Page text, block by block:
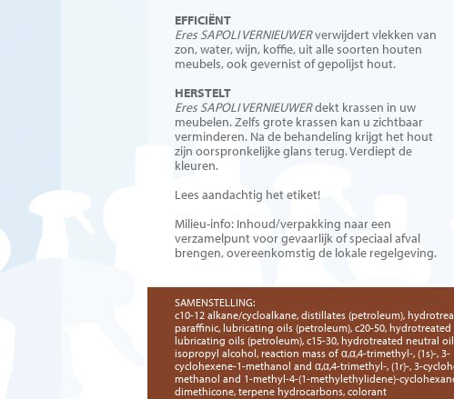
EFFICIËNT
Eres SAPOLI VERNIEUWERverwijdert vlekken van
zon, water, wijn, koffie, uit alle soorten houten
meubels, ook gevernist of gepolijst hout.
HERSTELT
Eres SAPOLI VERNIEUWERdekt krassen in uw
meubelen. Zelfs grote krassen kan u zichtbaar
verminderen. Na de behandeling krijgt het hout
zijn oorspronkelijke glans terug. Verdiept de
kleuren.
Lees aandachtig het etiket!
Milieu-info: Inhoud/verpakking naar een
verzamelpunt voor gevaarlijk of speciaal afval
brengen, overeenkomstig de lokale regelgeving.
SAMENSTELLING:
c10-12 alkane/cycloalkane, distillates (petroleum),
paraffinic, lubricating oils (petroleum), c20-50,
lubricating oils (petroleum), c15-30, hydrotreated neutral
isopropyl alcohol, reaction mass of α,α,4-trimethyl-, (1s)-, 3-
cyclohexene-1-methanol and α,α,4-trimethyl-, (1r)-, 3-
methanol and 1-methyl-4-(1-methylethylidene)-
dimethicone, terpene hydrocarbons, colorant